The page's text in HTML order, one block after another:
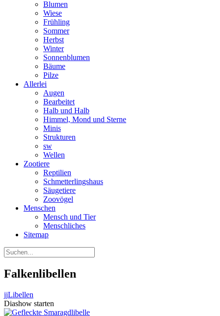
Blumen
Wiese
Frühling
Sommer
Herbst
Winter
Sonnenblumen
Bäume
Pilze
Allerlei
Augen
Bearbeitet
Halb und Halb
Himmel, Mond und Sterne
Minis
Strukturen
sw
Wellen
Zootiere
Reptilien
Schmetterlingshaus
Säugetiere
Zoovögel
Menschen
Mensch und Tier
Menschliches
Sitemap
Falkenlibellen
jjLibellen
Diashow starten